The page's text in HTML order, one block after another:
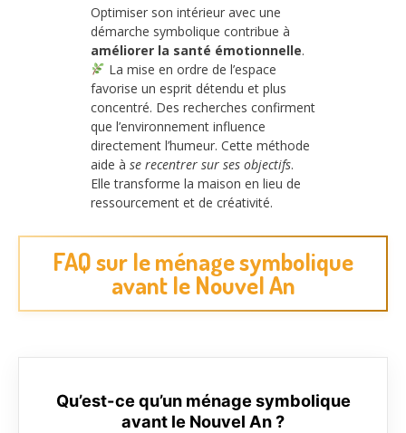
Optimiser son intérieur avec une
démarche symbolique contribue à
améliorer la santé émotionnelle.
La mise en ordre de l’espace
favorise un esprit détendu et plus
concentré. Des recherches confirment
que l’environnement influence
directement l’humeur. Cette méthode
aide à se recentrer sur ses objectifs.
Elle transforme la maison en lieu de
ressourcement et de créativité.
FAQ sur le ménage symbolique
avant le Nouvel An
Qu’est-ce qu’un ménage symbolique
avant le Nouvel An ?